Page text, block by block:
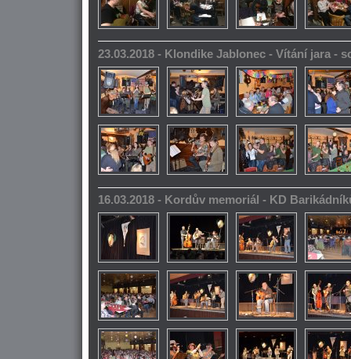
23.03.2018 - Klondike Jablonec - Vítání jara -
16.03.2018 - Kordův memoriál - KD